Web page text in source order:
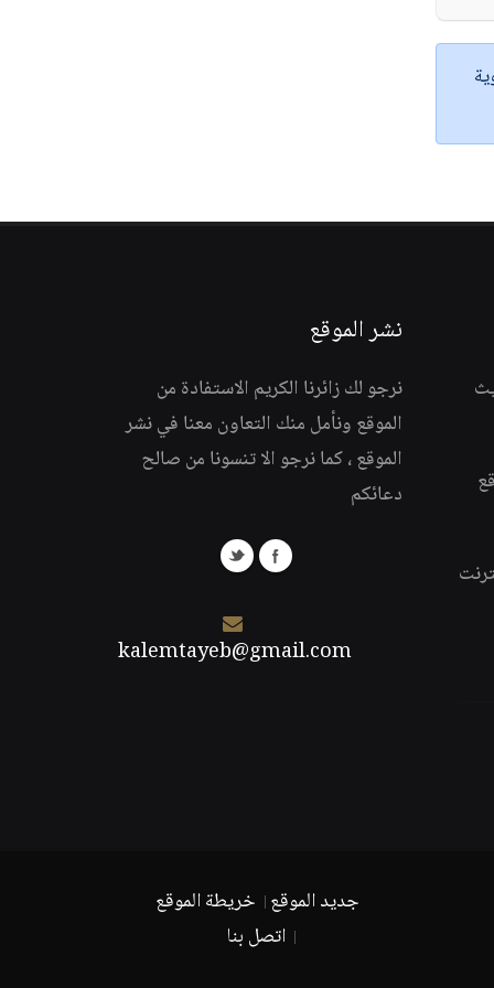
نشر الموقع
نرجو لك زائرنا الكريم الاستفادة من
الموقع ونأمل منك التعاون معنا في نشر
الموقع ، كما نرجو الا تنسونا من صالح
دعائكم
kalemtayeb@gmail.com
جديد الموقع خريطة الموقع
اتصل بنا